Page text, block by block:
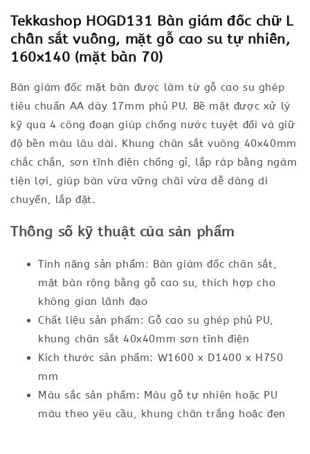
Tekkashop HOGD131 Bàn giám đốc chữ L
chân sắt vuông, mặt gỗ cao su tự nhiên,
160x140 (mặt bàn 70)
Bàn giám đốc mặt bàn được làm từ gỗ cao su ghép
tiêu chuẩn AA dày 17mm phủ PU. Bề mặt được xử lý
kỹ qua 4 công đoạn giúp chống nước tuyệt đối và giữ
độ bền màu lâu dài. Khung chân sắt vuông 40x40mm
chắc chắn, sơn tĩnh điện chống gỉ, lắp ráp bằng ngàm
tiện lợi, giúp bàn vừa vững chãi vừa dễ dàng di
chuyển, lắp đặt.
Thông số kỹ thuật của sản phẩm
Tính năng sản phẩm: Bàn giám đốc chân sắt,
mặt bàn rộng bằng gỗ cao su, thích hợp cho
không gian lãnh đạo
Chất liệu sản phẩm: Gỗ cao su ghép phủ PU,
khung chân sắt 40x40mm sơn tĩnh điện
Kích thước sản phẩm: W1600 x D1400 x H750
mm
Màu sắc sản phẩm: Màu gỗ tự nhiên hoặc PU
màu theo yêu cầu, khung chân trắng hoặc đen